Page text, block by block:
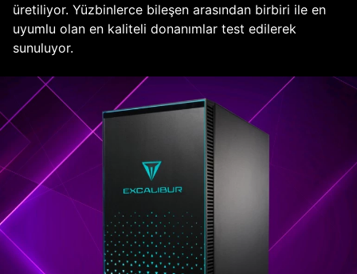
üretiliyor. Yüzbinlerce bileşen arasından birbiri ile en
uyumlu olan en kaliteli donanımlar test edilerek
sunuluyor.